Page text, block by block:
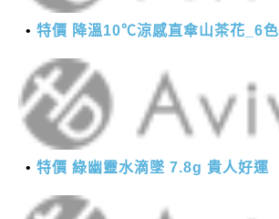
特價 降溫10℃涼感直傘山茶花_6色
特價 綠幽靈水滴墜 7.8g 貴人好運